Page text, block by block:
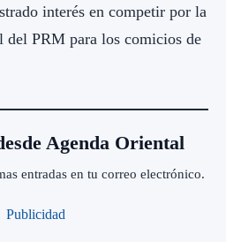
interés en competir por la
del PRM para los comicios de
Agenda Oriental
entradas en tu correo electrónico.